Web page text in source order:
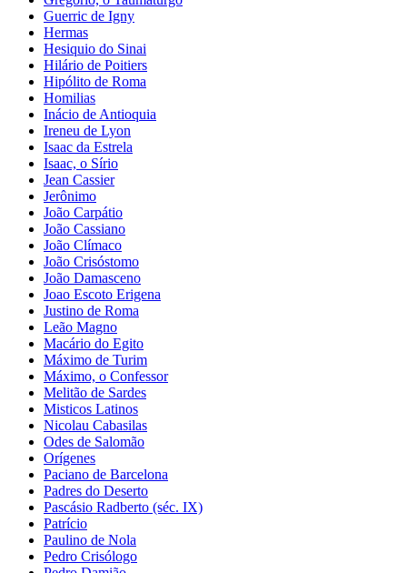
Guerric de Igny
Hermas
Hesiquio do Sinai
Hilário de Poitiers
Hipólito de Roma
Homilias
Inácio de Antioquia
Ireneu de Lyon
Isaac da Estrela
Isaac, o Sírio
Jean Cassier
Jerônimo
João Carpátio
João Cassiano
João Clímaco
João Crisóstomo
João Damasceno
Joao Escoto Erigena
Justino de Roma
Leão Magno
Macário do Egito
Máximo de Turim
Máximo, o Confessor
Melitão de Sardes
Misticos Latinos
Nicolau Cabasilas
Odes de Salomão
Orígenes
Paciano de Barcelona
Padres do Deserto
Pascásio Radberto (séc. IX)
Patrício
Paulino de Nola
Pedro Crisólogo